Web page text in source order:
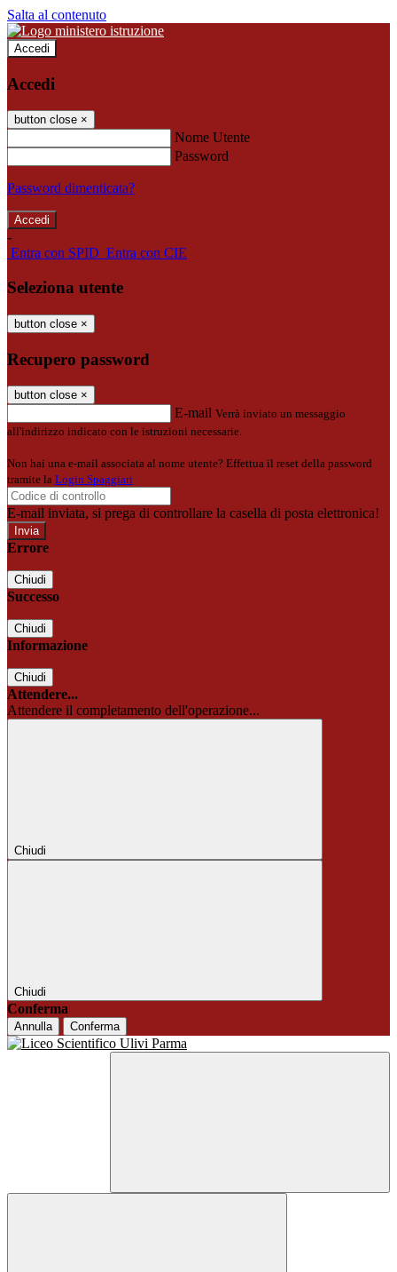
Salta al contenuto
Accedi
Accedi
button close ×
Nome Utente
Password
Password dimenticata?
-
Entra con SPID Entra con CIE
Seleziona utente
button close ×
Recupero password
button close ×
E-mail Verrà inviato un messaggio
all'indirizzo indicato con le istruzioni necessarie.
Non hai una e-mail associata al nome utente? Effettua il reset della password
tramite la Login Spaggiari
E-mail inviata, si prega di controllare la casella di posta elettronica!
Errore
Chiudi
Successo
Chiudi
Informazione
Chiudi
Attendere...
Attendere il completamento dell'operazione...
Chiudi
Chiudi
Conferma
Annulla Conferma